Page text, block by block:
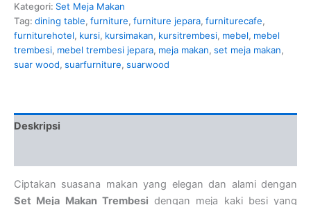
Kategori: Set Meja Makan
Tag: dining table, furniture, furniture jepara, furniturecafe,
furniturehotel, kursi, kursimakan, kursitrembesi, mebel, mebel
trembesi, mebel trembesi jepara, meja makan, set meja makan,
suar wood, suarfurniture, suarwood
Deskripsi
Ciptakan suasana makan yang elegan dan alami dengan
Set Meja Makan Trembesi dengan meja kaki besi yang